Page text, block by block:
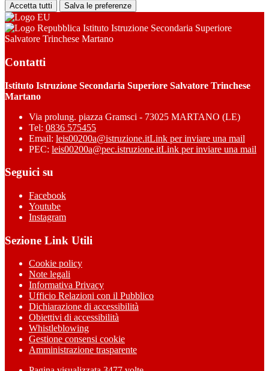
Accetta tutti Salva le preferenze
Istituto Istruzione Secondaria Superiore
Salvatore Trinchese Martano
Contatti
Istituto Istruzione Secondaria Superiore Salvatore Trinchese
Martano
Via prolung. piazza Gramsci - 73025 MARTANO (LE)
Tel: 0836 575455
Email: leis00200a@istruzione.itLink per inviare una mail
PEC: leis00200a@pec.istruzione.itLink per inviare una mail
Seguici su
Facebook
Youtube
Instagram
Sezione Link Utili
Cookie policy
Note legali
Informativa Privacy
Ufficio Relazioni con il Pubblico
Dichiarazione di accessibilità
Obiettivi di accessibilità
Whistleblowing
Gestione consensi cookie
Amministrazione trasparente